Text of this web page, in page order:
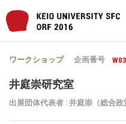
ワークショップ 企画番号 W03
井庭崇研究室
出展団体代表者 : 井庭崇（総合政